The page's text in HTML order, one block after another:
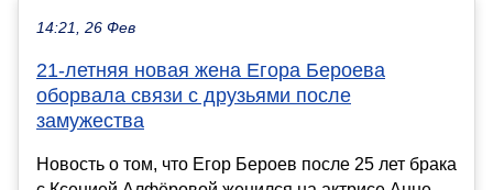
14:21, 26 Фев
21-летняя новая жена Егора Бероева
оборвала связи с друзьями после
замужества
Новость о том, что Егор Бероев после 25 лет брака